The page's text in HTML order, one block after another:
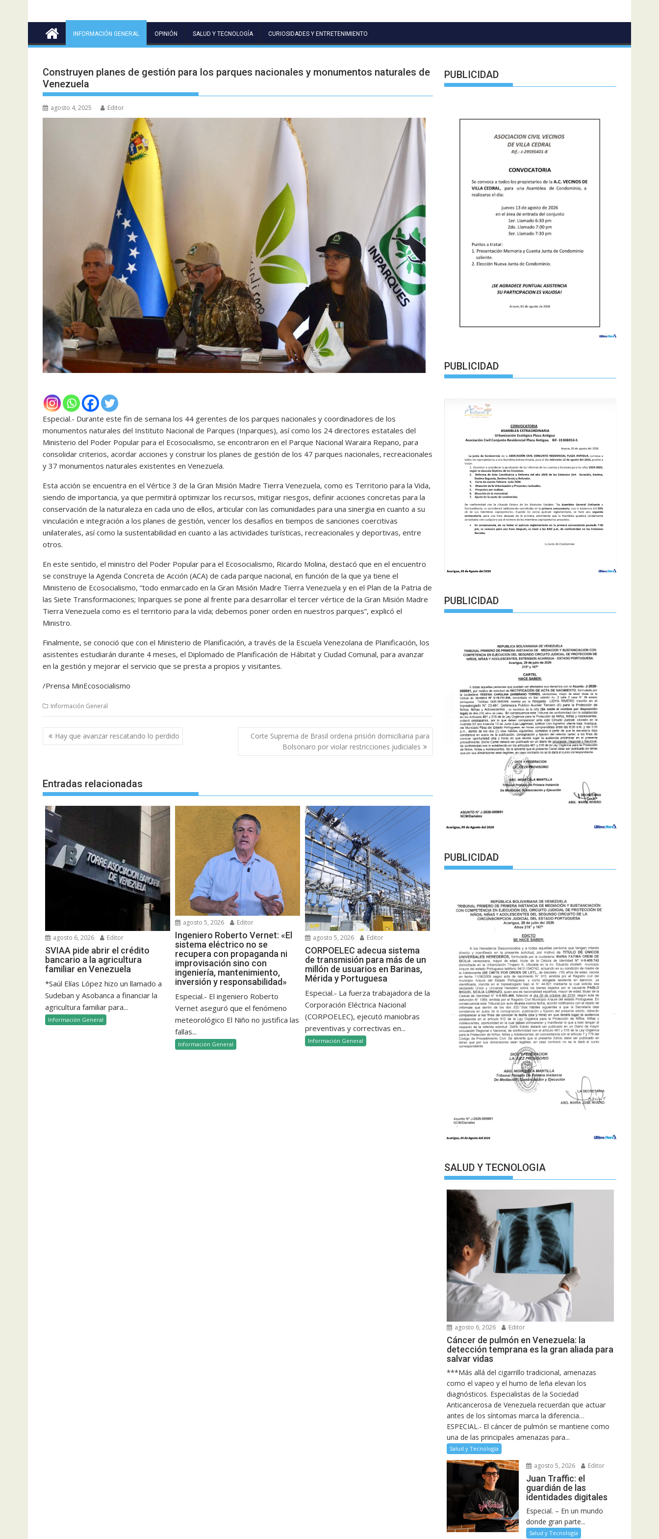
INFORMACIÓN GENERAL OPINIÓN SALUD Y TECNOLOGÍA CURIOSIDADES Y ENTRETENIMIENTO
Construyen planes de gestión para los parques nacionales y monumentos naturales de
Venezuela
agosto 4, 2025 Editor
Especial.- Durante este fin de semana los 44 gerentes de los parques nacionales y coordinadores de los
monumentos naturales del Instituto Nacional de Parques (Inparques), así como los 24 directores estatales del
Ministerio del Poder Popular para el Ecosocialismo, se encontraron en el Parque Nacional Waraira Repano, para
consolidar criterios, acordar acciones y construir los planes de gestión de los 47 parques nacionales, recreacionales
y 37 monumentos naturales existentes en Venezuela.
Esta acción se encuentra en el Vértice 3 de la Gran Misión Madre Tierra Venezuela, como es Territorio para la Vida,
siendo de importancia, ya que permitirá optimizar los recursos, mitigar riesgos, definir acciones concretas para la
conservación de la naturaleza en cada uno de ellos, articular con las comunidades para una sinergia en cuanto a su
vinculación e integración a los planes de gestión, vencer los desafíos en tiempos de sanciones coercitivas
unilaterales, así como la sustentabilidad en cuanto a las actividades turísticas, recreacionales y deportivas, entre
otros.
En este sentido, el ministro del Poder Popular para el Ecosocialismo, Ricardo Molina, destacó que en el encuentro
se construye la Agenda Concreta de Acción (ACA) de cada parque nacional, en función de la que ya tiene el
Ministerio de Ecosocialismo, “todo enmarcado en la Gran Misión Madre Tierra Venezuela y en el Plan de la Patria de
las Siete Transformaciones; Inparques se pone al frente para desarrollar el tercer vértice de la Gran Misión Madre
Tierra Venezuela como es el territorio para la vida; debemos poner orden en nuestros parques”, explicó el
Ministro.
Finalmente, se conoció que con el Ministerio de Planificación, a través de la Escuela Venezolana de Planificación, los
asistentes estudiarán durante 4 meses, el Diplomado de Planificación de Hábitat y Ciudad Comunal, para avanzar
en la gestión y mejorar el servicio que se presta a propios y visitantes.
/Prensa MinEcosocialismo
Información General
Navegación
de
Hay que avanzar rescatando lo perdido
Corte Suprema de Brasil ordena prisión domiciliaria para
Bolsonaro por violar restricciones judiciales
Entradas relacionadas
agosto 6, 2026 Editor
SVIAA pide abrir el crédito
bancario a la agricultura
familiar en Venezuela
*Saúl Elías López hizo un llamado a
Sudeban y Asobanca a financiar la
agricultura familiar para...
Información General
agosto 5, 2026 Editor
Ingeniero Roberto Vernet: «El
sistema eléctrico no se
recupera con propaganda ni
improvisación sino con
ingeniería, mantenimiento,
inversión y responsabilidad»
Especial.- El ingeniero Roberto
Vernet aseguró que el fenómeno
meteorológico El Niño no justifica las
fallas...
Información General
agosto 5, 2026 Editor
CORPOELEC adecua sistema
de transmisión para más de un
millón de usuarios en Barinas,
Mérida y Portuguesa
Especial.- La fuerza trabajadora de la
Corporación Eléctrica Nacional
(CORPOELEC), ejecutó maniobras
preventivas y correctivas en...
Información General
PUBLICIDAD
PUBLICIDAD
PUBLICIDAD
PUBLICIDAD
SALUD Y TECNOLOGIA
agosto 6, 2026 Editor
Cáncer de pulmón en Venezuela: la
detección temprana es la gran aliada para
salvar vidas
***Más allá del cigarrillo tradicional, amenazas
como el vapeo y el humo de leña elevan los
diagnósticos. Especialistas de la Sociedad
Anticancerosa de Venezuela recuerdan que actuar
antes de los síntomas marca la diferencia…
ESPECIAL.- El cáncer de pulmón se mantiene como
una de las principales amenazas para...
Salud y Tecnología
agosto 5, 2026 Editor
Juan Traffic: el
guardián de las
identidades digitales
Especial. – En un mundo
donde gran parte...
Salud y Tecnología